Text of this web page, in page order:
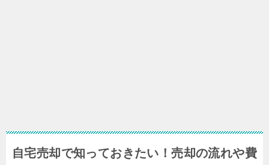
自宅売却で知っておきたい！売却の流れや費